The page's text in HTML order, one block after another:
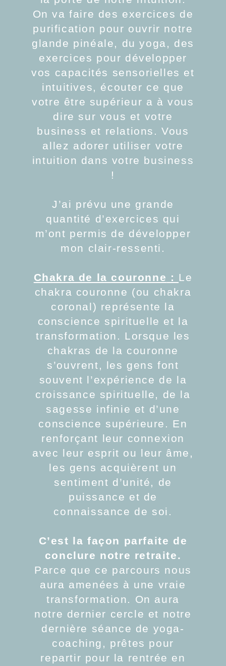
On va faire des exercices de
purification pour ouvrir notre
glande pinéale, du yoga, des
exercices pour développer
vos capacités sensorielles et
intuitives, écouter ce que
votre être supérieur a à vous
dire sur vous et votre
business et relations. Vous
allez adorer utiliser votre
intuition dans votre business
!
J’ai prévu une grande
quantité d’exercices qui
m’ont permis de développer
mon clair-ressenti.
Chakra de la couronne : Le
chakra couronne (ou chakra
coronal) représente la
conscience spirituelle et la
transformation. Lorsque les
chakras de la couronne
s’ouvrent, les gens font
souvent l’expérience de la
croissance spirituelle, de la
sagesse infinie et d’une
conscience supérieure. En
renforçant leur connexion
avec leur esprit ou leur âme,
les gens acquièrent un
sentiment d’unité, de
puissance et de
connaissance de soi.
C’est la façon parfaite de
conclure notre retraite.
Parce que ce parcours nous
aura amenées à une vraie
transformation. On aura
notre dernier cercle et notre
dernière séance de yoga-
coaching, prêtes pour
repartir pour la rentrée en